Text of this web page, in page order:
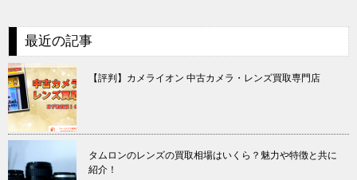
最近の記事
【評判】カメライオン 中古カメラ・レンズ買取専門店
タムロンのレンズの買取相場はいくら？魅力や特徴と共に
紹介！